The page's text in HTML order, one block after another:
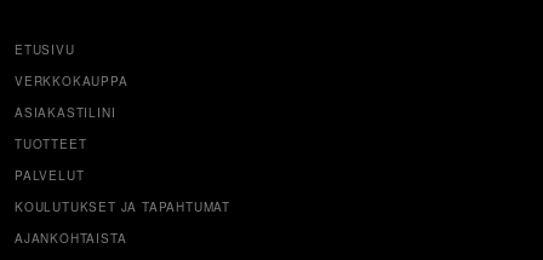
ETUSIVU
VERKKOKAUPPA
ASIAKASTILINI
TUOTTEET
PALVELUT
KOULUTUKSET JA TAPAHTUMAT
AJANKOHTAISTA